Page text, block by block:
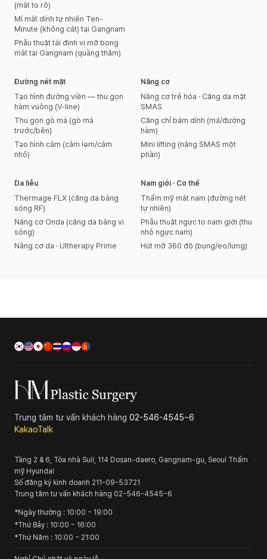
(mắt to rõ)
Mí mắt dính tự nhiên Ten-
Minute (không cắt) tại Gangnam
Phẫu thuật tái định vị mỡ bọng
mắt tại Gangnam (quầng thâm)
Đường nét mặt
Tạo hình đường viền — thu gọn
hàm vuông (V-line)
Thu gọn gò má (gò má
trước/bên)
Tạo hình cằm (cằm lẹm/cằm
nhô)
Nâng cơ
Nâng cơ trẻ hóa · Căng da mặt
SMAS
Căng chỉ bám dính (má/đường
hàm)
Mini lifting (nâng SMAS một
phần)
Da liễu
Thermage FLX (căng da bằng
sóng RF)
Nâng cơ Onda (căng da bằng vi
sóng)
Nâng cơ da · Ultherapy Prime
Nam giới · Cơ thể
Thẩm mỹ mắt nam (đường nét
tự nhiên)
Phẫu thuật ngực to nam giới (thu
nhỏ ngực nam)
Hút mỡ 360 độ (bụng/eo/lưng)
Trung tâm tư vấn khách hàng 02-546-4545~6
KakaoTalk
Tầng 2 & 6, Tòa nhà Suil, 114 Dosan-daero, Gangnam-gu, Seoul Thẩm
mỹ Hyundai
Số đăng ký kinh doanh 211-09-53721
Trung tâm tư vấn khách hàng 02-546-4545~6
*Ngày thường : 10:00 ~ 19:00
*Thứ Bảy : 10:00 ~ 16:00
*Thứ Năm : 10:00 ~ 21:00